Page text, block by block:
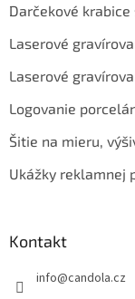
Darčekové
Laserové
Laserové
Logovanie
Šitie na mieru,
Ukážky reklamnej
Kontakt
info@candola.cz